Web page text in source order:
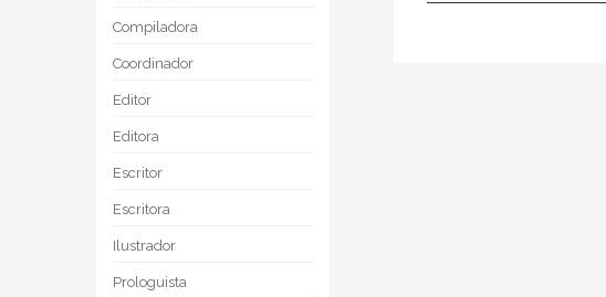
Compiladora
Coordinador
Editor
Editora
Escritor
Escritora
Ilustrador
Prologuista